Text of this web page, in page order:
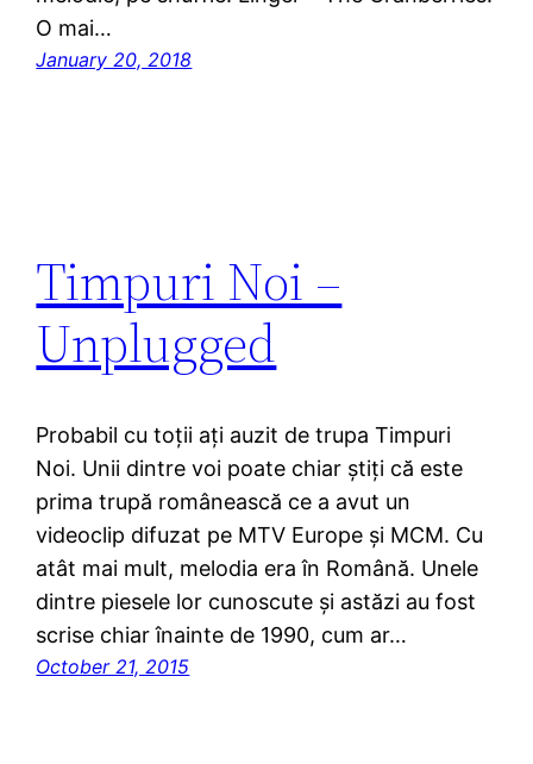
O mai…
January 20, 2018
Timpuri Noi –
Unplugged
Probabil cu toții ați auzit de trupa Timpuri
Noi. Unii dintre voi poate chiar știți că este
prima trupă românească ce a avut un
videoclip difuzat pe MTV Europe și MCM. Cu
atât mai mult, melodia era în Română. Unele
dintre piesele lor cunoscute și astăzi au fost
scrise chiar înainte de 1990, cum ar…
October 21, 2015